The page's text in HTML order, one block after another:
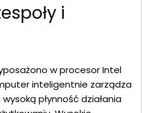
i
w procesor Intel
inteligentnie zarządza
płynność działania